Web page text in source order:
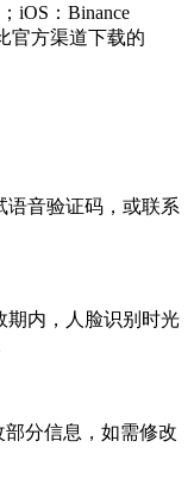
iOS：Binance
官方渠道下载的
语音验证码，或联系
期内，人脸识别时光
分信息，如需修改